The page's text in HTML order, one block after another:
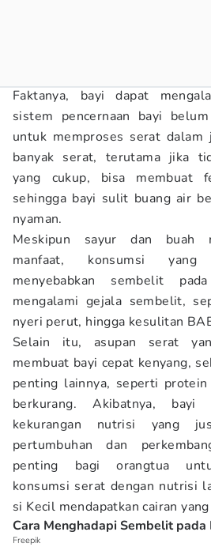
Faktanya, bayi dapat
sistem pencernaan bayi
untuk memproses serat dalam
banyak serat, terutama jika
yang cukup, bisa membuat
sehingga bayi sulit buang air
nyaman.
Meskipun sayur dan buah
manfaat, konsumsi yang
menyebabkan sembelit
mengalami gejala sembelit,
nyeri perut, hingga kesulitan
Selain itu, asupan serat
membuat bayi cepat kenyang,
penting lainnya, seperti
berkurang. Akibatnya, bayi
kekurangan nutrisi yang
pertumbuhan dan
penting bagi orangtua
konsumsi serat dengan nutrisi
si Kecil mendapatkan cairan
Cara Menghadapi Sembelit pada
Freepik